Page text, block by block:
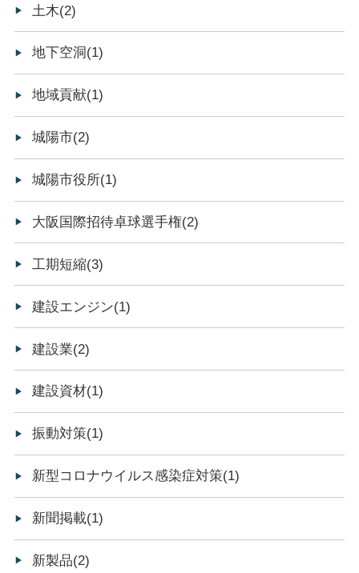
土木(2)
地下空洞(1)
地域貢献(1)
城陽市(2)
城陽市役所(1)
大阪国際招待卓球選手権(2)
工期短縮(3)
建設エンジン(1)
建設業(2)
建設資材(1)
振動対策(1)
新型コロナウイルス感染症対策(1)
新聞掲載(1)
新製品(2)